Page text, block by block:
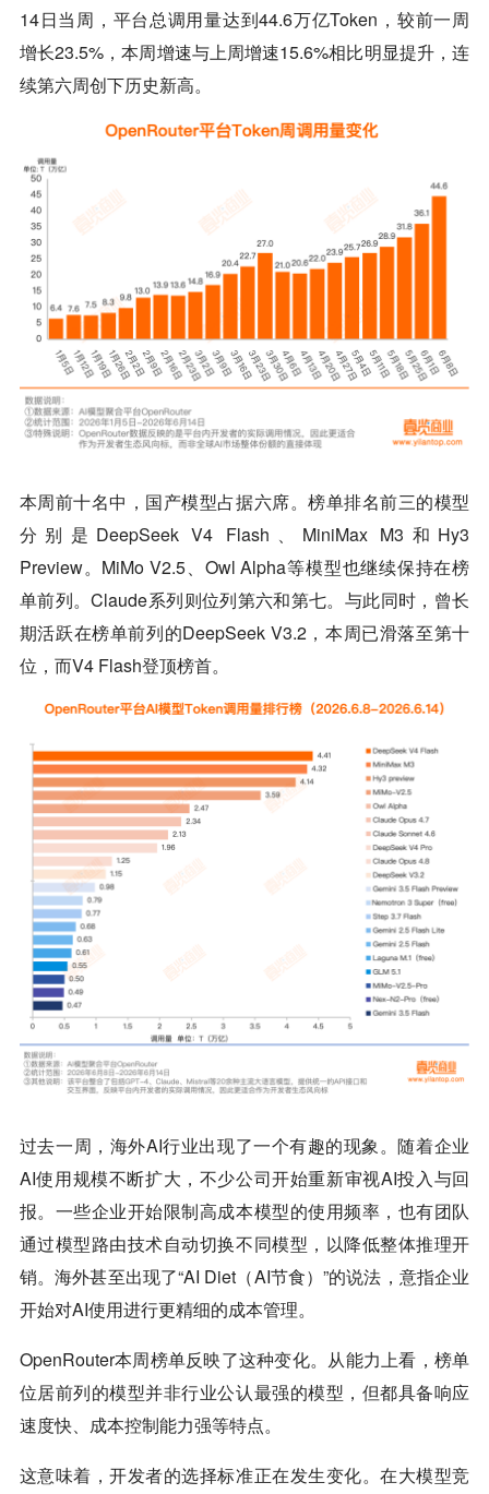
14日当周，平台总调用量达到44.6万亿Token，较前一周
增长23.5%，本周增速与上周增速15.6%相比明显提升，连
续第六周创下历史新高。
本周前十名中，国产模型占据六席。榜单排名前三的模型
分别是DeepSeek V4 Flash、MiniMax M3和Hy3
Preview。MiMo V2.5、Owl Alpha等模型也继续保持在榜
单前列。Claude系列则位列第六和第七。与此同时，曾长
期活跃在榜单前列的DeepSeek V3.2，本周已滑落至第十
位，而V4 Flash登顶榜首。
过去一周，海外AI行业出现了一个有趣的现象。随着企业
AI使用规模不断扩大，不少公司开始重新审视AI投入与回
报。一些企业开始限制高成本模型的使用频率，也有团队
通过模型路由技术自动切换不同模型，以降低整体推理开
销。海外甚至出现了“AI Diet（AI节食）”的说法，意指企业
开始对AI使用进行更精细的成本管理。
OpenRouter本周榜单反映了这种变化。从能力上看，榜单
位居前列的模型并非行业公认最强的模型，但都具备响应
速度快、成本控制能力强等特点。
这意味着，开发者的选择标准正在发生变化。在大模型竞